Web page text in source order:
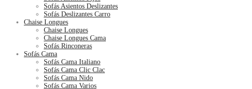
Sofás Asientos Deslizantes
Sofás Deslizantes Carro
Chaise Longues
Chaise Longues
Chaise Longues Cama
Sofás Rinconeras
Sofás Cama
Sofás Cama Italiano
Sofás Cama Clic Clac
Sofás Cama Nido
Sofás Cama Varios